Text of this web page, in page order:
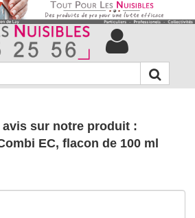
avis sur notre produit :
EC, flacon de 100 ml